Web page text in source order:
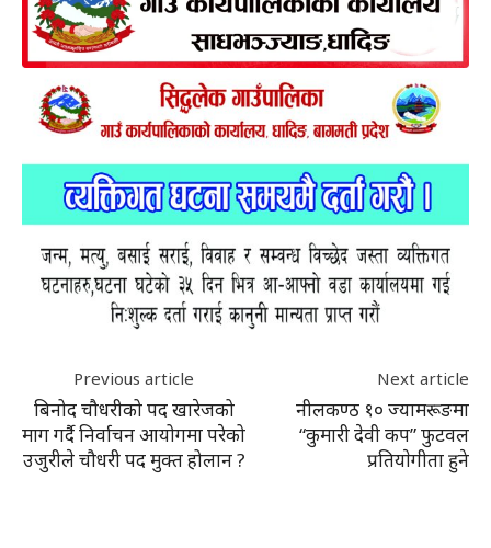
Previous article
बिनोद चौधरीको पद खारेजको
माग गर्दै निर्वाचन आयोगमा परेको
उजुरीले चौधरी पद मुक्त होलान ?
Next article
नीलकण्ठ १० ज्यामरूङमा
“कुमारी देवी कप” फुटवल
प्रतियाेगीता हुने